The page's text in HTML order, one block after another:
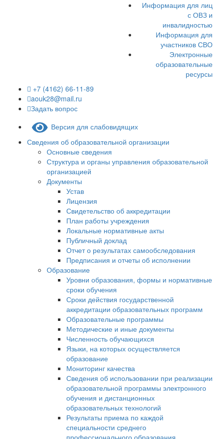
Информация для лиц
с ОВЗ и
инвалидностью
Информация для
участников СВО
Электронные
образовательные
ресурсы
+7 (4162) 66-11-89
aouk28@mail.ru
Задать вопрос
Версия для слабовидящих
Сведения об образовательной организации
Основные сведения
Структура и органы управления образовательной
организацией
Документы
Устав
Лицензия
Свидетельство об аккредитации
План работы учреждения
Локальные нормативные акты
Публичный доклад
Отчет о результатах самообследования
Предписания и отчеты об исполнении
Образование
Уровни образования, формы и нормативные
сроки обучения
Сроки действия государственной
аккредитации образовательных программ
Образовательные программы
Методические и иные документы
Численность обучающихся
Языки, на которых осуществляется
образование
Мониторинг качества
Сведения об использовании при реализации
образовательной программы электронного
обучения и дистанционных
образовательных технологий
Результаты приема по каждой
специальности среднего
профессионального образования